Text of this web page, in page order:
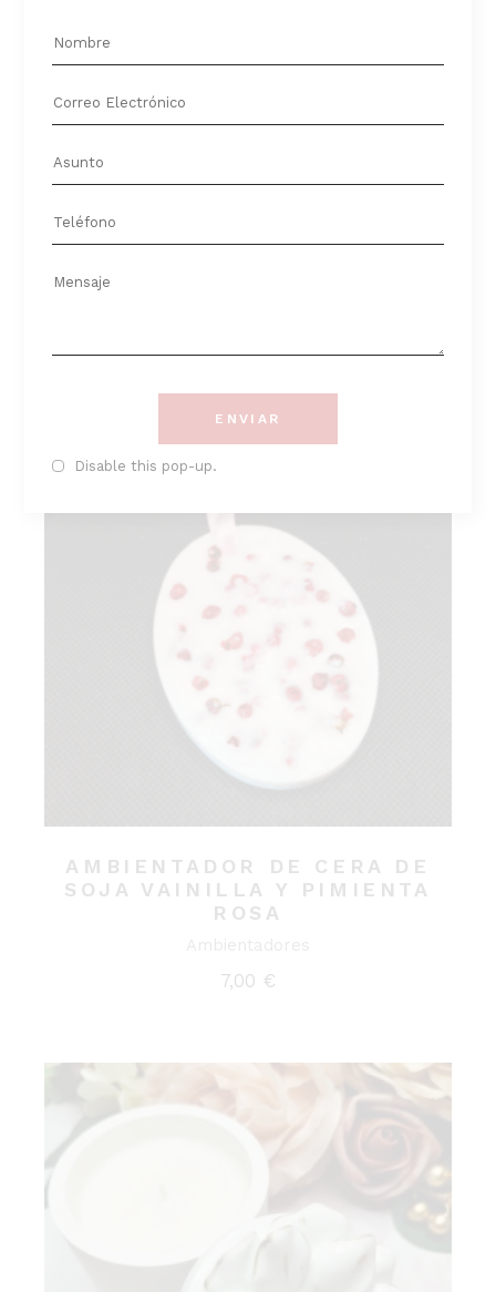
AMBIENTADOR DE CERA DE
AMBIENTADOR DE CERA DE
SOJA VAINILLA Y PIMIENTA
ROSA
7,00 €
ENVIAR
Disable this pop-up.